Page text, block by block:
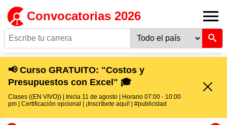
Convocatorias 2026
📢 Curso GRATUITO: "Costos y
Presupuestos con Excel" 🎓
Clases ((EN VIVO)) | Inicia 11 de agosto | Horario 07:00 - 10:00
pm | Certificación opcional | ¡Inscríbete aquí! | #publicidad